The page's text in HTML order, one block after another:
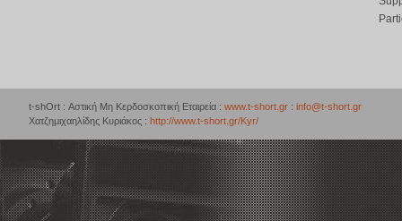
t-shOrt : Αστική Μη Κερδοσκοπική Εταιρεία : www.t-short.gr : info@t-short.gr
Χατζημιχαηλίδης Κυριάκος : http://www.t-short.gr/Kyr/